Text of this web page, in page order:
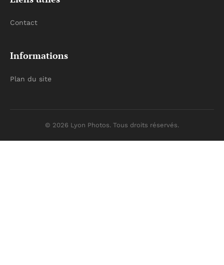
Contact
Informations
Plan du site
© 2026 Lyon Photos. Tous droits réservés.